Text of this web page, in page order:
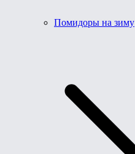
Помидоры на зиму